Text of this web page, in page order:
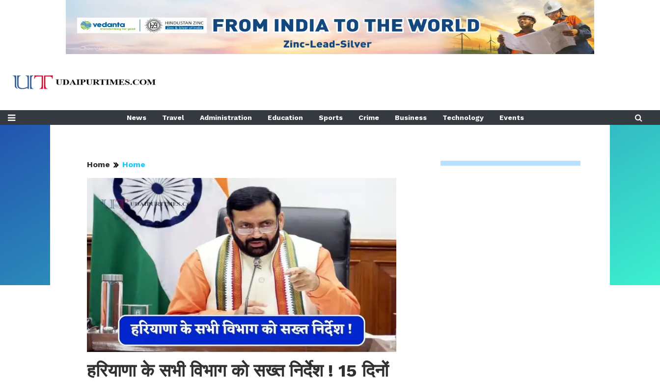
News Travel Administration Education Sports Crime Business Technology Events
Home Home
हरियाणा के सभी विभाग को सख्त निर्देश ! 15 दिनों